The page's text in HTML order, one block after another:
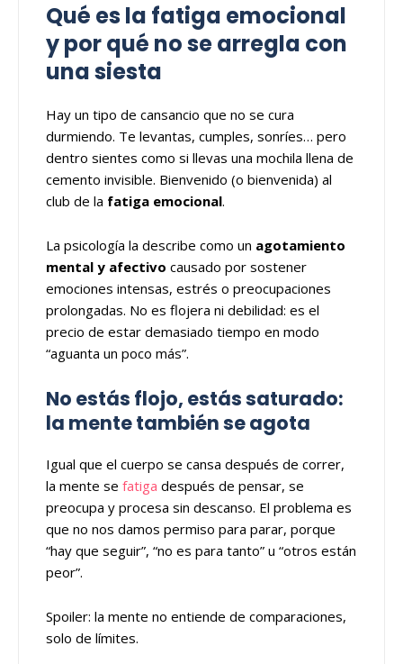
Qué es la fatiga emocional
y por qué no se arregla con
una siesta
Hay un tipo de cansancio que no se cura
durmiendo. Te levantas, cumples, sonríes… pero
dentro sientes como si llevas una mochila llena de
cemento invisible. Bienvenido (o bienvenida) al
club de la fatiga emocional.
La psicología la describe como un agotamiento
mental y afectivo causado por sostener
emociones intensas, estrés o preocupaciones
prolongadas. No es flojera ni debilidad: es el
precio de estar demasiado tiempo en modo
“aguanta un poco más”.
No estás flojo, estás saturado:
la mente también se agota
Igual que el cuerpo se cansa después de correr,
la mente se fatiga después de pensar, se
preocupa y procesa sin descanso. El problema es
que no nos damos permiso para parar, porque
“hay que seguir”, “no es para tanto” u “otros están
peor”.
Spoiler: la mente no entiende de comparaciones,
solo de límites.